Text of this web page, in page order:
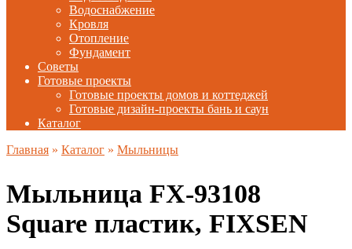
Водоснабжение
Кровля
Отопление
Фундамент
Советы
Готовые проекты
Готовые проекты домов и коттеджей
Готовые дизайн-проекты бань и саун
Каталог
Главная » Каталог » Мыльницы
Мыльница FX-93108
Square пластик, FIXSEN